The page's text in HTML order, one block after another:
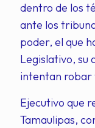
dentro de los
ante los
poder, el que
Legislativo, su
intentan robar
Ejecutivo que
Tamaulipas,